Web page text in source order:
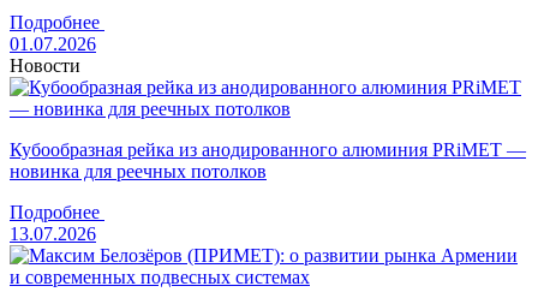
Подробнее
01.07.2026
Новости
Кубообразная рейка из анодированного алюминия PRiMET —
новинка для реечных потолков
Подробнее
13.07.2026